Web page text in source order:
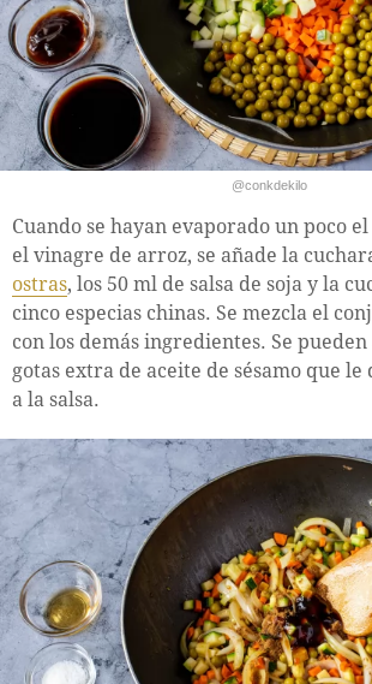
@conkdekilo
Cuando se hayan evaporado un poco
el vinagre de arroz, se añade la
ostras, los 50 ml de salsa de soja y la
cinco especias chinas. Se mezcla el
con los demás ingredientes. Se
gotas extra de aceite de sésamo que le
a la salsa.